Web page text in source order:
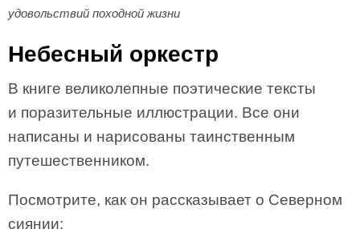
удовольствий походной жизни
Небесный оркестр
В книге великолепные поэтические тексты
и поразительные иллюстрации. Все они
написаны и нарисованы таинственным
путешественником.
Посмотрите, как он рассказывает о Северном
сиянии: